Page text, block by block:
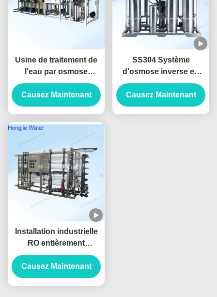
Usine de traitement de
l'eau par osmose
inverse commerciale
industrielle en PRF
personnalisable
Causez Maintenant
SS304 Système
d'osmose inverse en
acier inoxydable
1500L/H pour la
purification de l'eau des
Causez Maintenant
Installation industrielle
RO entièrement
automatique 50m3/h
Système de filtration
d'eau par osmose
Causez Maintenant